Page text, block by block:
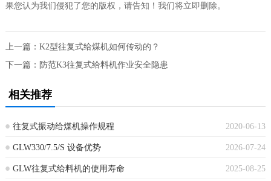
果您认为我们侵犯了您的版权，请告知！我们将立即删除。
上一篇： K2型往复式给煤机如何传动的？
下一篇： 防范K3往复式给料机作业安全隐患
相关推荐
2020-06-13
往复式振动给煤机操作规程
2026-07-24
GLW330/7.5/S 设备优势
2025-08-25
GLW往复式给料机的使用寿命